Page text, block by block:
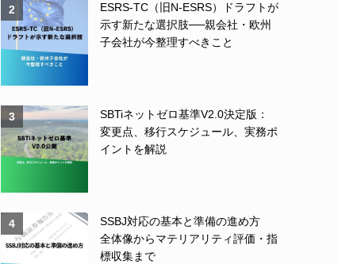
2
ESRS-TC（旧N-ESRS）ドラフトが
示す新たな選択肢──親会社・欧州
子会社が今整理すべきこと
3
SBTiネットゼロ基準V2.0決定版：
変更点、移行スケジュール、実務ポ
イントを解説
4
SSBJ対応の基本と準備の進め方
全体像からマテリアリティ評価・指
標収集まで